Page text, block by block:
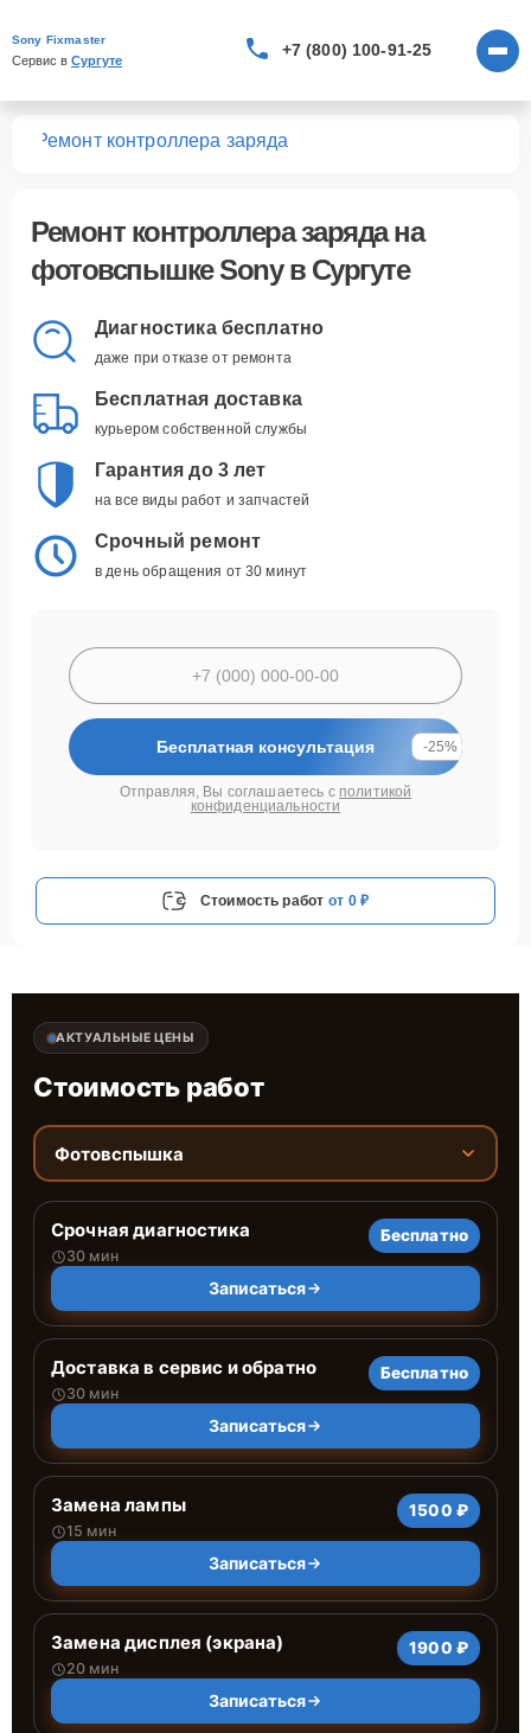
Sony Fixmaster
Сервис в Сургуте
+7 (800) 100-91-25
Ремонт контроллера заряда
Ремонт контроллера зарядана
фотовспышке Sony в Сургуте
Диагностика бесплатно
даже при отказе от ремонта
Бесплатная доставка
курьером собственной службы
Гарантия до 3 лет
на все виды работ и запчастей
Срочный ремонт
в день обращения от 30 минут
Бесплатная консультация -25%
Отправляя, Вы соглашаетесь с политикой
конфиденциальности
Стоимость работ от 0 ₽
АКТУАЛЬНЫЕ ЦЕНЫ
Стоимость работ
Фотовспышка
Срочная диагностика
30 мин
Бесплатно
Записаться
Доставка в сервис и обратно
30 мин
Бесплатно
Записаться
Замена лампы
15 мин
1500 ₽
Записаться
Замена дисплея (экрана)
20 мин
1900 ₽
Записаться